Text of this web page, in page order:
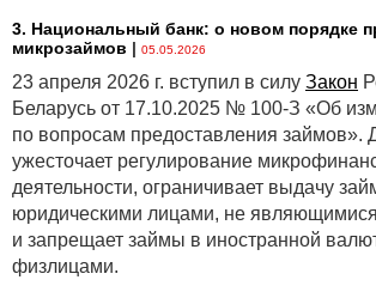
к инвестициям, удерживаемым на конец
периода (IFRS 7.11A(f)).
Вышеописанные поправки будут особо
компаниям, у которых есть финансовые
с ESG характеристиками, в отношении
требования SPPI могут не соблюдаться
в таком случае необходимо учитывать по
справедливой стоимости. Также
которые регулярно совершают оплаты
с использованием систем электронных
3. Национальный банк: о новом порядке
микрозаймов | 05.05.2026
23 апреля 2026 г. вступил в силу Закон
Беларусь от 17.10.2025 № 100-З «Об
по вопросам предоставления займов».
ужесточает регулирование
деятельности, ограничивает выдачу
юридическими лицами, не
и запрещает займы в иностранной
физлицами.